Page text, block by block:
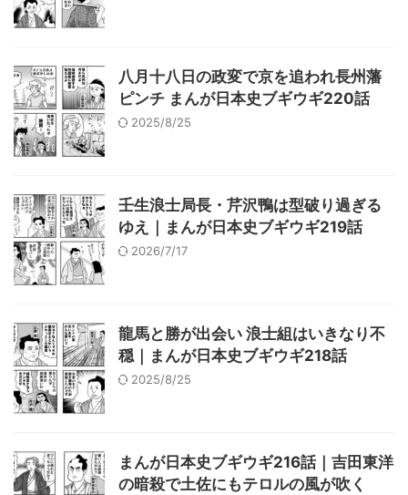
八月十八日の政変で京を追われ長州藩
ピンチ まんが日本史ブギウギ220話
2025/8/25
壬生浪士局長・芹沢鴨は型破り過ぎる
ゆえ｜まんが日本史ブギウギ219話
2026/7/17
龍馬と勝が出会い 浪士組はいきなり不
穏｜まんが日本史ブギウギ218話
2025/8/25
まんが日本史ブギウギ216話｜吉田東洋
の暗殺で土佐にもテロルの風が吹く